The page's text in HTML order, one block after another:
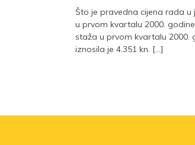
Što je pravedna cijena rada u
u prvom kvartalu 2000.
staža u prvom kvartalu 2000.
iznosila je 4.351 kn. […]